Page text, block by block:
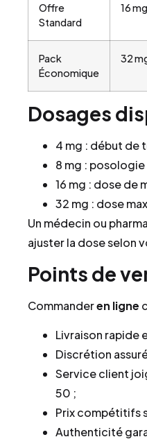
Offre
Standard
16 mg
Pack
Économique
32
Dosages
4 mg : début de
8 mg :
16 mg : dose de
32 mg : dose
Un médecin ou
ajuster la dose selon
Points de
Commanderen ligne
Livraison rapide
Discrétion
Service client
50 ;
Prix compétitifs
Authenticité